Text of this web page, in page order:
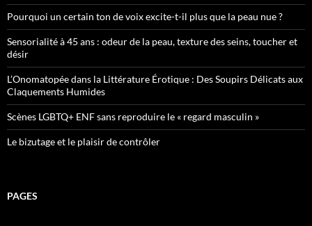
Pourquoi un certain ton de voix excite-t-il plus que la peau nue ?
Sensorialité à 45 ans : odeur de la peau, texture des seins, toucher et
désir
L’Onomatopée dans la Littérature Érotique : Des Soupirs Délicats aux
Claquements Humides
Scènes LGBTQ+ ENF sans reproduire le « regard masculin »
Le bizutage et le plaisir de contrôler
PAGES